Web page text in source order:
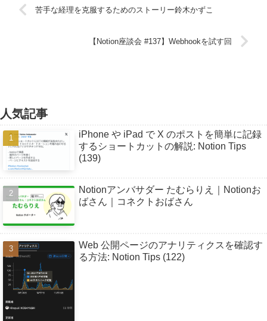
苦手な経理を克服するためのストーリー鈴木かずこ
【Notion座談会 #137】Webhookを試す回
人気記事
iPhone や iPad で X のポストを簡単に記録
するショートカットの解説: Notion Tips
(139)
Notionアンバサダー たむらりえ｜Notionお
ばさん｜コネクトおばさん
Web 公開ページのアナリティクスを確認す
る方法: Notion Tips (122)